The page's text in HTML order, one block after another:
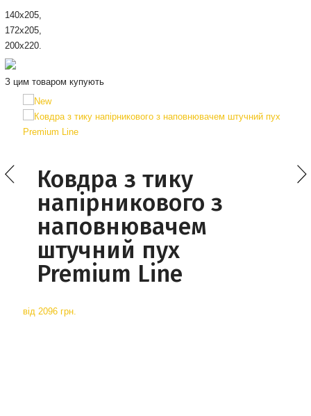
140х205,
172х205,
200х220.
З цим товаром купують
Ковдра з тику
напірникового з
наповнювачем
штучний пух
Premium Line
від 2096 грн.